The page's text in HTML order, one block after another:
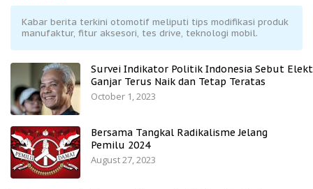
Kabar berita terkini otomotif meliputi tips modifikasi produk
manufaktur, fitur aksesori, tes drive, teknologi mobil.
Survei Indikator Politik Indonesia Sebut
Ganjar Terus Naik dan Tetap Teratas
October 1, 2023
Bersama Tangkal Radikalisme Jelang
Pemilu 2024
August 27, 2023